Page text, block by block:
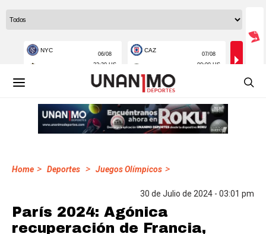
Home > Deportes > Juegos Olímpicos >
30 de Julio de 2024 - 03:01 pm
París 2024: Agónica
recuperación de Francia,